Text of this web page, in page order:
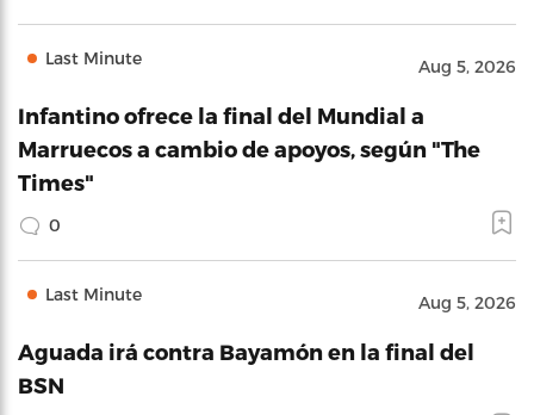
Last Minute Aug 5, 2026
Infantino ofrece la final del Mundial a
Marruecos a cambio de apoyos, según "The
Times"
0
Last Minute Aug 5, 2026
Aguada irá contra Bayamón en la final del
BSN